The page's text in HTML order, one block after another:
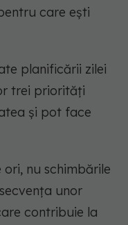
care ești
planificării zilei
trei priorități
și pot face
nu schimbările
unor
contribuie la